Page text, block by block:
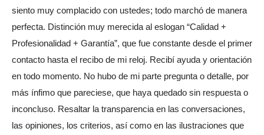
siento muy complacido con ustedes; todo marchó de manera
perfecta. Distinción muy merecida al eslogan “Calidad +
Profesionalidad + Garantía”, que fue constante desde el primer
contacto hasta el recibo de mi reloj. Recibí ayuda y orientación
en todo momento. No hubo de mi parte pregunta o detalle, por
más ínfimo que pareciese, que haya quedado sin respuesta o
inconcluso. Resaltar la transparencia en las conversaciones,
las opiniones, los criterios, así como en las ilustraciones que